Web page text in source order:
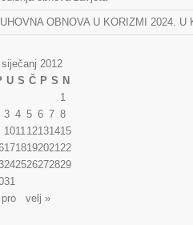
OBNOVA U KORIZMI 2024. U
siječanj 2012
U S Č P S N
1
3 4 5 6 7 8
101112131415
171819202122
242526272829
31
velj »